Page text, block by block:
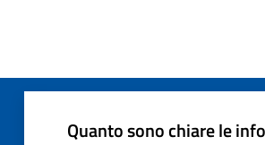
Quanto sono chiare le